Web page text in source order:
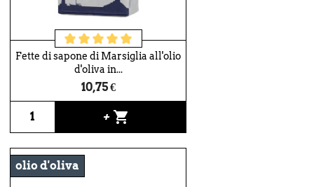
Fette di sapone di Marsiglia all'olio
d'oliva in...
10,75 €
+ shopping_cart
olio d'oliva